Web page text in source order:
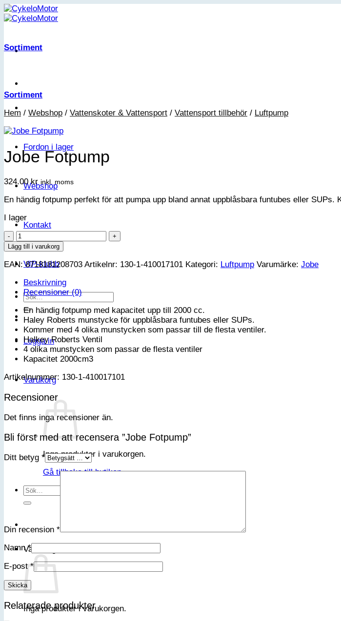
Skip
to
Fordon i lager
Webshop
Kontakt
VIP-klubb
Sök
efter:
Logga in
Varukorg
Inga produkter i varukorgen.
Gå tillbaka till butiken
Sök
Varukorg
Inga produkter i varukorgen.
Sortiment
Sortiment
Hem / Webshop / Vattenskoter & Vattensport / Vattensport tillbehör / Luftpump
Jobe Fotpump
324.00kr inkl. moms
En händig fotpump perfekt för att pumpa upp bland annat uppblåsbara funtubes eller
I lager
Jobe
Fotpump
Lägg till i varukorg
EAN:8718181208703 Artikelnr: 130-1-410017101 Kategori: Luftpump Varumärke: Jobe
Beskrivning
Recensioner (0)
En händig fotpump med kapacitet upp till 2000 cc.
Haley Roberts munstycke för uppblåsbara funtubes eller SUPs.
Kommer med 4 olika munstycken som passar till de flesta ventiler.
Halkey Roberts Ventil
4 olika munstycken som passar de flesta ventiler
Kapacitet 2000cm3
Artikelnummer: 130-1-410017101
Recensioner
Det finns inga recensioner än.
Bli först med att recensera ”Jobe Fotpump”
Ditt betyg *
Din recension *
Namn*
E-post*
Relaterade produkter